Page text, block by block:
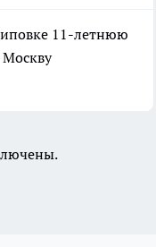
11-летнюю
Москву